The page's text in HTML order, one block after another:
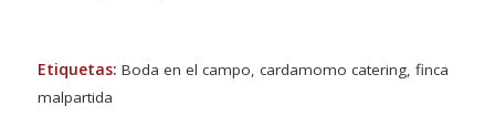
Etiquetas: Boda en el campo, cardamomo catering, finca
malpartida